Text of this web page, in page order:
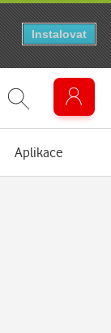
Aplikace
Instalovat